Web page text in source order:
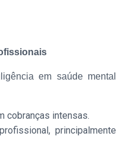
em saúde mental
cobranças intensas.
principalmente